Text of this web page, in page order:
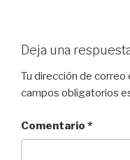
Deja una
Tu dirección de correo
campos obligatorios
Comentario *